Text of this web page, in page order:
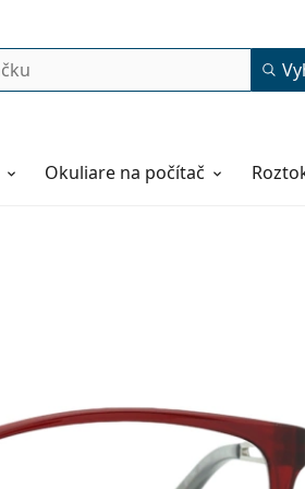
Okuliare na počítač